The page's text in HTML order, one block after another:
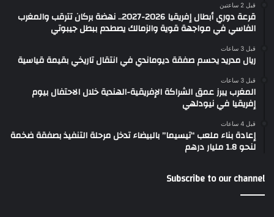
قبل 2 ساعتين
قرعة دوري أبطال إفريقيا 2026-2027.. نهضة بركان تترقب والمغرب
الفاسي في مواجهة قوية والزمالك يصطدم ببطل جيبوتي
قبل 3 ساعات
ريال مدريد يحسم صفقة ديوماندي في انتقال تاريخي بقيمة قياسية
قبل 3 ساعات
المغرب يبرز عمق الشراكة الإفريقية-الهندية خلال الاحتفال بيوم
إفريقيا في نيودلهي
قبل 4 ساعات
إعادة بناء ملعب “تيسيما” بالبيضاء تدخل مرحلة التنفيذ بصفقة ضخمة
لنحو 1.8 مليار درهم
Subscribe to our channel